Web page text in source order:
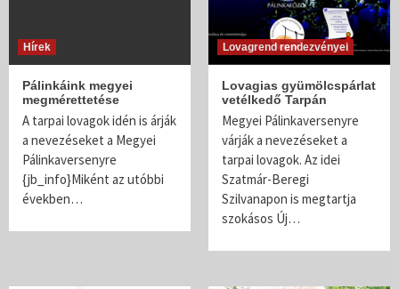
Hírek
Pálinkáink megyei
megmérettetése
A tarpai lovagok idén is árják
a nevezéseket a Megyei
Pálinkaversenyre
{jb_info}Miként az utóbbi
években…
Lovagrend rendezvényei
Lovagias gyümölcspárlat
vetélkedő Tarpán
Megyei Pálinkaversenyre
várják a nevezéseket a
tarpai lovagok. Az idei
Szatmár-Beregi
Szilvanapon is megtartja
szokásos Új…